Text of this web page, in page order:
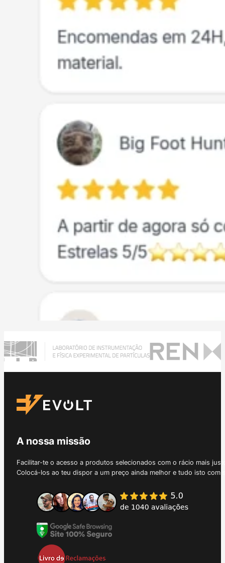
A nossa missão
Facilitar-te o acesso a produtos selecionados com o rácio mais
Colocá-los ao teu dispor a um preço ainda melhor e tudo isto